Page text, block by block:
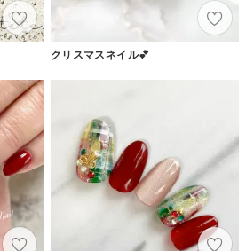
クリスマスネイル💕